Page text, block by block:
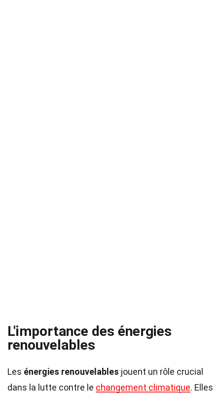
L'importance des énergies
renouvelables
Les énergies renouvelables jouent un rôle crucial
dans la lutte contre le changement climatique. Elles